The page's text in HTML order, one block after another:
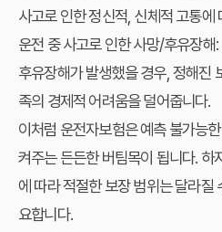
사고로 인한 정신적, 신체적 고통에
운전 중 사고로 인한 사망/후유장해
후유장해가 발생했을 경우, 정해진
족의 경제적 어려움을 덜어줍니다.
이처럼 운전자보험은 예측 불가능
켜주는 든든한 버팀목이 됩니다. 하
에 따라 적절한 보장 범위는 달라질
요합니다.